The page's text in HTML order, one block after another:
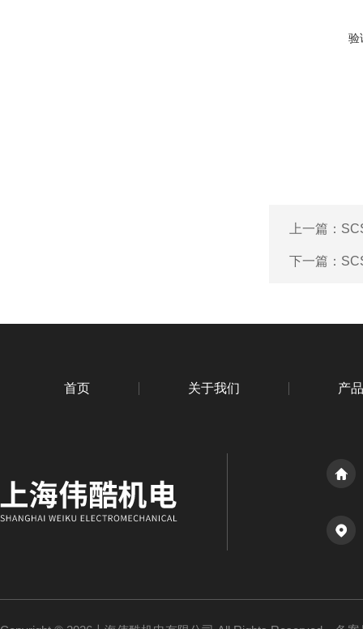
验
上一篇：
下一篇：
首页 关于我们 产